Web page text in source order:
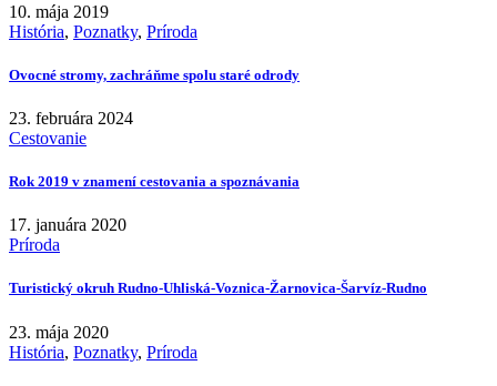
10. mája 2019
História, Poznatky, Príroda
Ovocné stromy, zachráňme spolu staré odrody
23. februára 2024
Cestovanie
Rok 2019 v znamení cestovania a spoznávania
17. januára 2020
Príroda
Turistický okruh Rudno-Uhliská-Voznica-Žarnovica-Šarvíz-Rudno
23. mája 2020
História, Poznatky, Príroda